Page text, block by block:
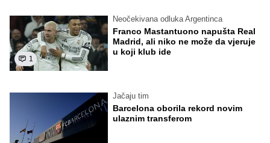
1
Neočekivana odluka Argentinca
Franco Mastantuono napušta Real
Madrid, ali niko ne može da vjeruje
u koji klub ide
Jačaju tim
Barcelona oborila rekord novim
ulaznim transferom